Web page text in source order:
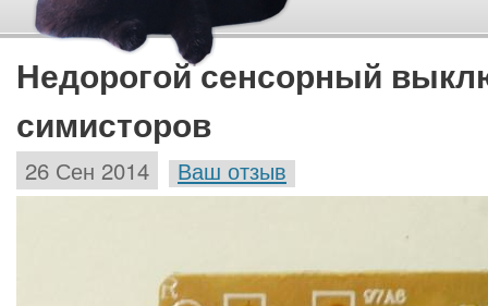
Недорогой сенсорный
симисторов
26 Сен 2014 Ваш отзыв